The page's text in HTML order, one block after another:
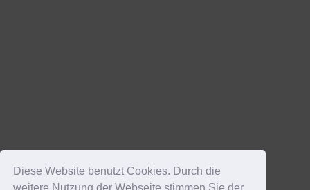
Diese Website benutzt Cookies. Durch die
weitere Nutzung der Webseite stimmen Sie der